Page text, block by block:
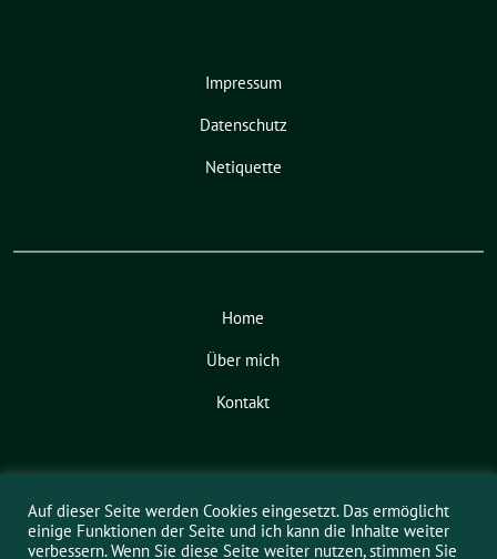
Impressum
Datenschutz
Netiquette
Home
Über mich
Kontakt
freie grüne Themesunflower‐ ein
Angebot derverdigado eG.
Auf dieser Seite werden Cookies eingesetzt. Das ermöglicht
einige Funktionen der Seite und ich kann die Inhalte weiter
verbessern. Wenn Sie diese Seite weiter nutzen, stimmen Sie